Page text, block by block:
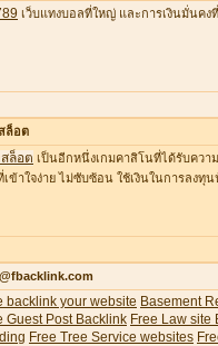
เว็บแทงบอลที่ใหญ่ และการเงินมั่นค
ล็อต
ล็อต เป็นอีกหนึ่งเกมคาสิโนที่ได้รับคว
เข้าใจง่าย ไม่ซับซ้อน ใช้เงินในการลง
backlink your website Basement
Guest Post Backlink Free Law site
Free Tree Service websites